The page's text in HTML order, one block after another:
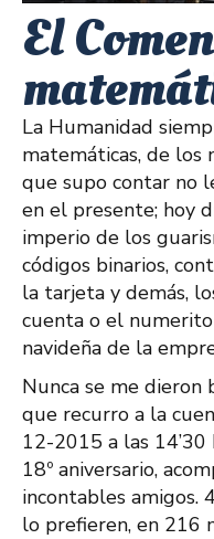
El
La Humanidad
matemáticas, de los
que supo contar no
en el presente; hoy
imperio de los
códigos binarios,
la tarjeta y demás,
cuenta o el
navideña de la
Nunca se me dieron
que recurro a la
12-2015 a las
18º aniversario,
incontables amigos.
lo prefieren, en 216